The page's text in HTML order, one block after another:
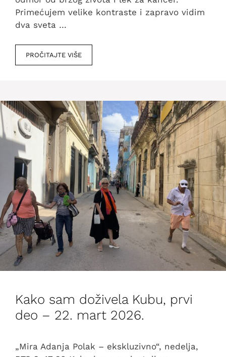
Primećujem velike kontraste i zapravo vidim
dva sveta …
PROČITAJTE VIŠE
Kako sam doživela Kubu, prvi
deo – 22. mart 2026.
„Mira Adanja Polak – ekskluzivno“, nedelja,